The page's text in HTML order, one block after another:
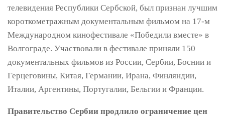
телевидения Республики Сербской, был признан лучшим
короткометражным документальным фильмом на 17-м
Международном кинофестивале «Победили вместе» в
Волгограде. Участвовали в фестивале приняли 150
документальных фильмов из России, Сербии, Боснии и
Герцеговины, Китая, Германии, Ирана, Финляндии,
Италии, Аргентины, Португалии, Бельгии и Франции.
Правительство Сербии продлило ограничение цен